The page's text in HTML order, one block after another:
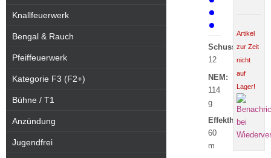
Artikel
zur Zeit
nicht
auf
Lager!
Schuss:
12
NEM:
114
g
Effekthöhe:
60
m
Knallfeuerwerk
Bengal & Rauch
Pfeiffeuerwerk
Kategorie F3 (F2+)
Bühne / T1
Anzündung
Jugendfrei